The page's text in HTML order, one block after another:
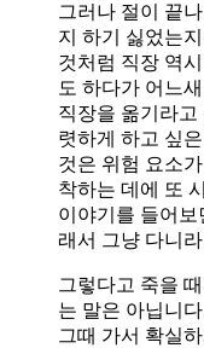
그러나 절이 끝
지 하기 싫었는
것처럼 직장 역
도 하다가 어느
직장을 옮기라
렷하게 하고 싶
것은 위험 요소
착하는 데에 또
이야기를 들어보
래서 그냥 다니
그렇다고 죽을
는 말은 아닙니
그때 가서 확실